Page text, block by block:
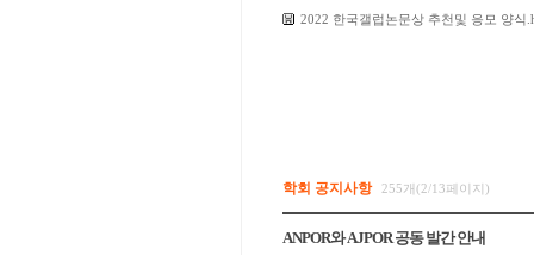
2022 한국갤럽논문상 추천및 응모 양식
학회 공지사항 255개(2/13페이지)
ANPOR와 AJPOR 공동 발간 안내